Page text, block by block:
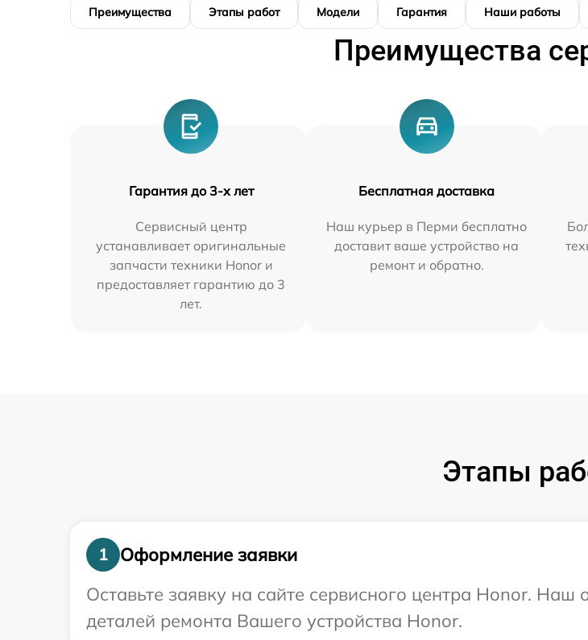
Преимущества Этапы работ Модели Гарантия Наши работы
Преимущества
Гарантия до 3-х лет
Сервисный центр
устанавливает оригинальные
запчасти техники Honor и
предоставляет гарантию до 3
лет.
Бесплатная доставка
Наш курьер в Перми бесплатно
доставит ваше устройство на
ремонт и обратно.
Этапы
1
Оформление заявки
Оставьте заявку на сайте сервисного центра Honor.
деталей ремонта Вашего устройства Honor.